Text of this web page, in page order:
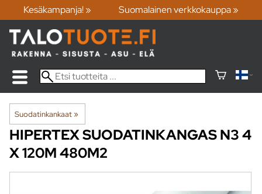
Kesäkampanja! » Suomalainen verkkokauppa »
Suodatinkankaat‪»
HIPERTEXSUODATINKANGAS N3 4
X 120M 480M2